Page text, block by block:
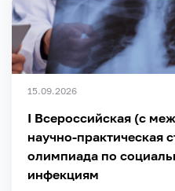
15.09.2026
I Всероссийская (с
научно-практическая
олимпиада по
инфекциям